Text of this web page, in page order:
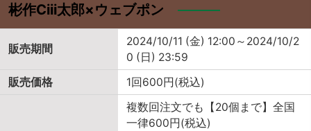
彬作Ciii太郎×ウェブポン
販売期間
2024/10/11 (金) 12:00～2024/10/2
0 (日) 23:59
販売価格
1回600円(税込)
複数回注文でも【20個まで】全国
一律600円(税込)